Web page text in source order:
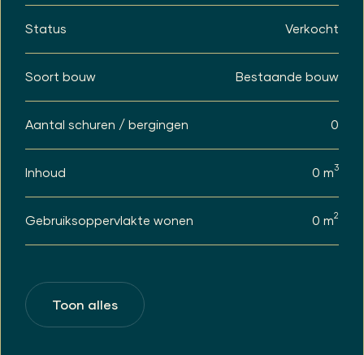
geheel of ten dele ontbreken van één of meer
eigenschappen van de onroerende zaak voor
normaal en bijzonder gebruik en het eventueel
anderszins niet-beantwoorden van de zaak aan
de overeenkomst als gevolg van de aanwezigheid
van enig asbest in welke samenstelling en/of op
welke plaats dan ook voor rekening en risico van
koper.
VRIJBLIJVEND AANBOD
Status Verkocht
Soort bouw Bestaande bouw
Aantal schuren / bergingen 0
Inhoud 0 m3
Gebruiksoppervlakte wonen 0 m2
Toon alles